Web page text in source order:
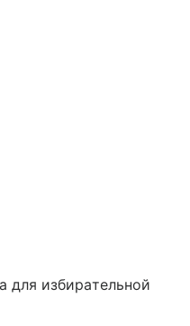
для избирательной